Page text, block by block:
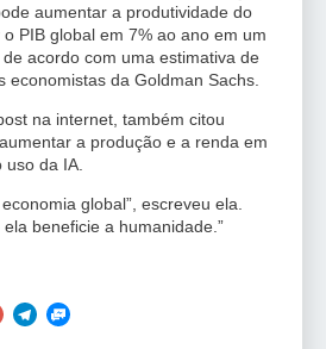
aumentar a produtividade do
PIB global em 7% ao ano em um
acordo com uma estimativa de
economistas da Goldman Sachs.
na internet, também citou
a produção e a renda em
da IA.
global”, escreveu ela.
beneficie a humanidade.”